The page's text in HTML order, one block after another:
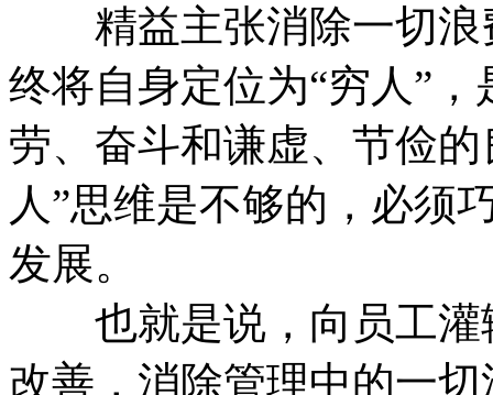
精益主张消除一切浪
终将自身定位为“穷人”
劳、奋斗和谦虚、节俭
人”思维是不够的，必须
发展。
也就是说，向员工灌
改善，消除管理中的一